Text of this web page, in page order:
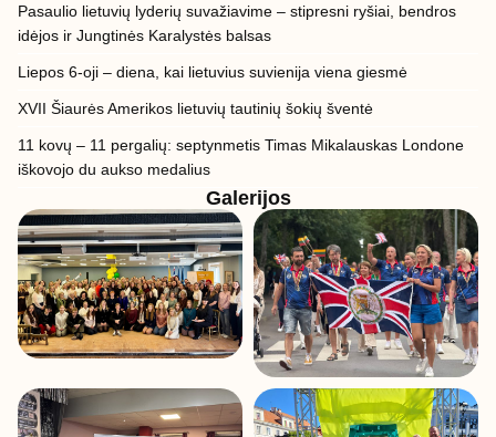
Pasaulio lietuvių lyderių suvažiavime – stipresni ryšiai, bendros
idėjos ir Jungtinės Karalystės balsas
Liepos 6-oji – diena, kai lietuvius suvienija viena giesmė
XVII Šiaurės Amerikos lietuvių tautinių šokių šventė
11 kovų – 11 pergalių: septynmetis Timas Mikalauskas Londone
iškovojo du aukso medalius
Galerijos